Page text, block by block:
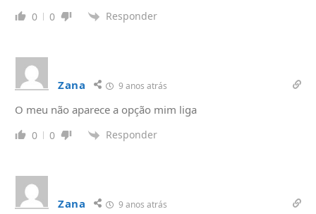
0 0 Responder
Zana 9 anos atrás
O meu não aparece a opção mim liga
0 0 Responder
Zana 9 anos atrás